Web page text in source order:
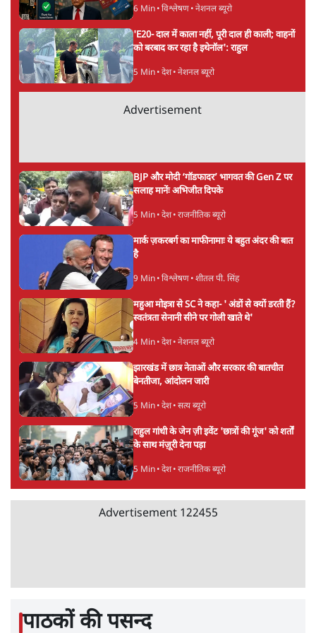
सत्य हिन्दी ऐपडाउनलोडकरें
शैलेश
शैलेश कुमार न्यूज़ नेशन के सीईओ एवं प्रधान संपादक रह चुके हैं।
के लॉन्च में महत्वपूर्ण भूमिका निभाई। टीवी टुडे में एग्ज़िक्युटिव
शैलेशकी और स्टोरी पढ़ें
अगली खबर लोड हो रही है...
ताजा खबरें
होर्मुज समझौते के करीब पहुँचे ईरान-ओमान, लेकिन
स्ट्रेट को खोलने के लिए तेहरान ने रखी कड़ी शर्तें
'Chhatron Ki Goonj' कार्यक्रम में उमड़ी युवाओं
की भारी भीड़
9 Min•अर्थतंत्र
चीन के अतिक्रमण के दावों को अरुणाचल के सीएम